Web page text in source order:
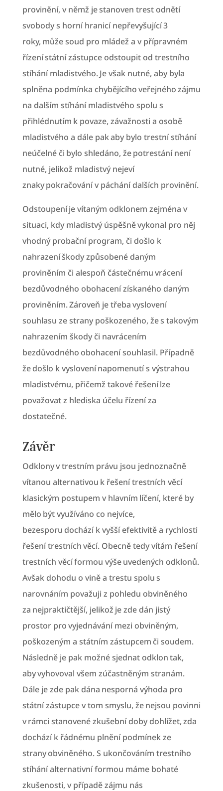
provinění, v němž je stanoven trest odnětí
svobody s horní hranicí nepřevyšující 3
roky, může soud pro mládež a v přípravném
řízení státní zástupce odstoupit od trestního
stíhání mladistvého. Je však nutné, aby byla
splněna podmínka chybějícího veřejného zájmu
na dalším stíhání mladistvého spolu s
přihlédnutím k povaze, závažnosti a osobě
mladistvého a dále pak aby bylo trestní stíhání
neúčelné či bylo shledáno, že potrestání není
nutné, jelikož mladistvý nejeví
znaky pokračování v páchání dalších provinění.
Odstoupení je vítaným odklonem zejména v
situaci, kdy mladistvý úspěšně vykonal pro něj
vhodný probační program, či došlo k
nahrazení škody způsobené daným
proviněním či alespoň částečnému vrácení
bezdůvodného obohacení získaného daným
proviněním. Zároveň je třeba vyslovení
souhlasu ze strany poškozeného, že s takovým
nahrazením škody či navrácením
bezdůvodného obohacení souhlasil. Případně
že došlo k vyslovení napomenutí s výstrahou
mladistvému, přičemž takové řešení lze
považovat z hlediska účelu řízení za
dostatečné.
Závěr
Odklony v trestním právu jsou jednoznačně
vítanou alternativou k řešení trestních věcí
klasickým postupem v hlavním líčení, které by
mělo být využíváno co nejvíce,
bezesporu dochází k vyšší efektivitě a rychlosti
řešení trestních věcí. Obecně tedy vítám řešení
trestních věcí formou výše uvedených odklonů.
Avšak dohodu o vině a trestu spolu s
narovnáním považuji z pohledu obviněného
za nejpraktičtější, jelikož je zde dán jistý
prostor pro vyjednávání mezi obviněným,
poškozeným a státním zástupcem či soudem.
Následně je pak možné sjednat odklon tak,
aby vyhovoval všem zúčastněným stranám.
Dále je zde pak dána nesporná výhoda pro
státní zástupce v tom smyslu, že nejsou povinni
v rámci stanovené zkušební doby dohlížet, zda
dochází k řádnému plnění podmínek ze
strany obviněného. S ukončováním trestního
stíhání alternativní formou máme bohaté
zkušenosti, v případě zájmu nás